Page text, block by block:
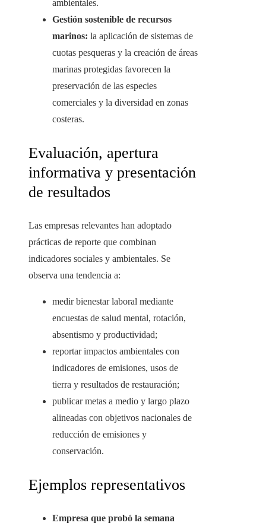
ambientales.
Gestión sostenible de recursos
marinos: la aplicación de sistemas de
cuotas pesqueras y la creación de áreas
marinas protegidas favorecen la
preservación de las especies
comerciales y la diversidad en zonas
costeras.
Evaluación, apertura
informativa y presentación
de resultados
Las empresas relevantes han adoptado
prácticas de reporte que combinan
indicadores sociales y ambientales. Se
observa una tendencia a:
medir bienestar laboral mediante
encuestas de salud mental, rotación,
absentismo y productividad;
reportar impactos ambientales con
indicadores de emisiones, usos de
tierra y resultados de restauración;
publicar metas a medio y largo plazo
alineadas con objetivos nacionales de
reducción de emisiones y
conservación.
Ejemplos representativos
Empresa que probó la semana